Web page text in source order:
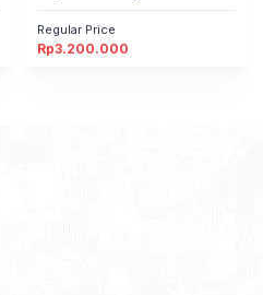
Regular Price
Rp3.200.000